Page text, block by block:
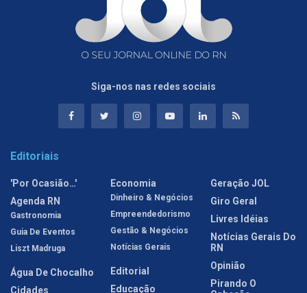
Siga-nos nas redes sociais
Editoriais
'Por Ocasião…'
Agenda RN
Gastronomia
Guia De Eventos
Liszt Madruga
Água De Chocalho
Cidades
Economia
Dinheiro & Negócios
Empreendedorismo
Gestão & Negócios
Notícias Gerais
Editorial
Educação
Geração JOL
Giro Geral
Livres Idéias
Notícias Gerais Do
RN
Opinião
Pirando O